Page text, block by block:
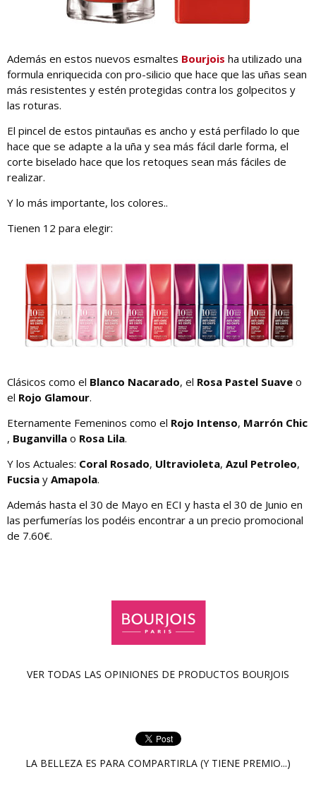
Además en estos nuevos esmaltes Bourjois ha utilizado una
formula enriquecida con pro-silicio que hace que las uñas sean
más resistentes y estén protegidas contra los golpecitos y
las roturas.
El pincel de estos pintauñas es ancho y está perfilado lo que
hace que se adapte a la uña y sea más fácil darle forma, el
corte biselado hace que los retoques sean más fáciles de
realizar.
Y lo más importante, los colores..
Tienen 12 para elegir:
Clásicos como el Blanco Nacarado, el Rosa Pastel Suave o
el Rojo Glamour.
Eternamente Femeninos como el Rojo Intenso, Marrón Chic
, Buganvilla o Rosa Lila.
Y los Actuales: Coral Rosado, Ultravioleta, Azul Petroleo,
Fucsia y Amapola.
Además hasta el 30 de Mayo en ECI y hasta el 30 de Junio en
las perfumerías los podéis encontrar a un precio promocional
de 7.60€.
VER TODAS LAS OPINIONES DE PRODUCTOS BOURJOIS
LA BELLEZA ES PARA COMPARTIRLA (Y TIENE PREMIO...)